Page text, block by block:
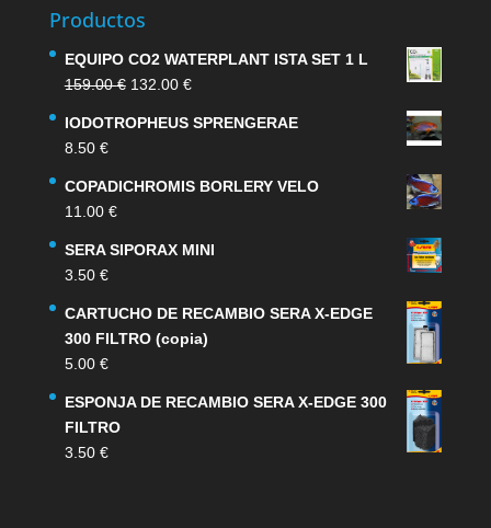
Productos
EQUIPO CO2 WATERPLANT ISTA SET 1 L
159.00€ El
original
159.00 €.
132.00 €El
actual
132.00 €.
IODOTROPHEUS SPRENGERAE
8.50 €
COPADICHROMIS BORLERY VELO
11.00 €
SERA SIPORAX MINI
3.50 €
CARTUCHO DE RECAMBIO SERA X-EDGE
300 FILTRO (copia)
5.00 €
ESPONJA DE RECAMBIO SERA X-EDGE 300
FILTRO
3.50 €